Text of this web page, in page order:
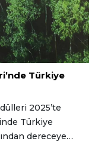
Türkiye
2025’te
Türkiye
dereceye